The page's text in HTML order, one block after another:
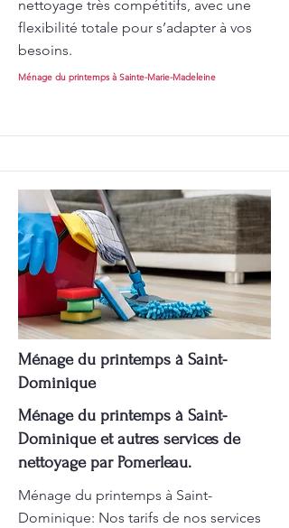
nettoyage très compétitifs, avec une
flexibilité totale pour s’adapter à vos
besoins.
Ménage du printemps à Sainte-Marie-Madeleine
Ménage du printemps à Saint-
Dominique
Ménage du printemps à Saint-
Dominique et autres services de
nettoyage par Pomerleau.
Ménage du printemps à Saint-
Dominique: Nos tarifs de nos services